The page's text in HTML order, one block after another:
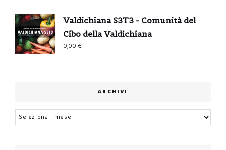
Valdichiana S3T3 - Comunità del
Cibo della Valdichiana
0,00€
ARCHIVI
Archivi